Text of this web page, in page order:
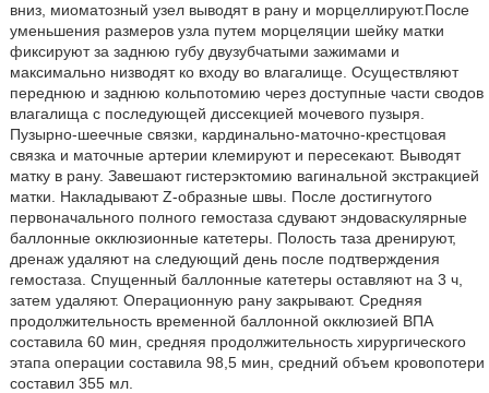
вниз, миоматозный узел выводят в рану и морцеллируют.После
уменьшения размеров узла путем морцеляции шейку матки
фиксируют за заднюю губу двузубчатыми зажимами и
максимально низводят ко входу во влагалище. Осуществляют
переднюю и заднюю кольпотомию через доступные части сводов
влагалища с последующей диссекцией мочевого пузыря.
Пузырно-шеечные связки, кардинально-маточно-крестцовая
связка и маточные артерии клемируют и пересекают. Выводят
матку в рану. Завешают гистерэктомию вагинальной экстракцией
матки. Накладывают Z-образные швы. После достигнутого
первоначального полного гемостаза сдувают эндоваскулярные
баллонные окклюзионные катетеры. Полость таза дренируют,
дренаж удаляют на следующий день после подтверждения
гемостаза. Спущенный баллонные катетеры оставляют на 3 ч,
затем удаляют. Операционную рану закрывают. Средняя
продолжительность временной баллонной окклюзией ВПА
составила 60 мин, средняя продолжительность хирургического
этапа операции составила 98,5 мин, средний объем кровопотери
составил 355 мл.